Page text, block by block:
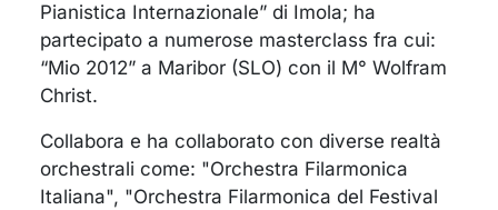
Pianistica Internazionale” di Imola; ha
partecipato a numerose masterclass fra cui:
“Mio 2012” a Maribor (SLO) con il M° Wolfram
Christ.
Collabora e ha collaborato con diverse realtà
orchestrali come: "Orchestra Filarmonica
Italiana", "Orchestra Filarmonica del Festival